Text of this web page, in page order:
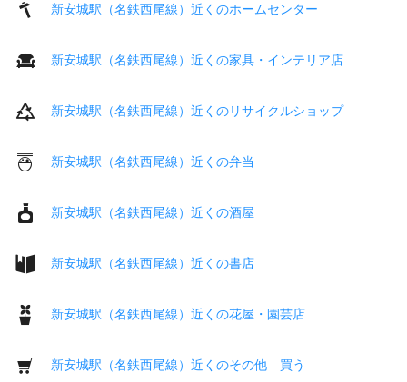
新安城駅（名鉄西尾線）近くのホームセンター
新安城駅（名鉄西尾線）近くの家具・インテリア店
新安城駅（名鉄西尾線）近くのリサイクルショップ
新安城駅（名鉄西尾線）近くの弁当
新安城駅（名鉄西尾線）近くの酒屋
新安城駅（名鉄西尾線）近くの書店
新安城駅（名鉄西尾線）近くの花屋・園芸店
新安城駅（名鉄西尾線）近くのその他 買う